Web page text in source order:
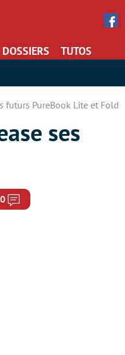
DOSSIERS TUTOS
futurs PureBook Lite et Fold
ses
0 Commentaires